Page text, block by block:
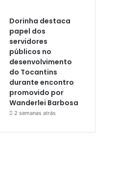
Dorinha destaca
papel dos
servidores
públicos no
desenvolvimento
do Tocantins
durante encontro
promovido por
Wanderlei Barbosa
2 semanas atrás